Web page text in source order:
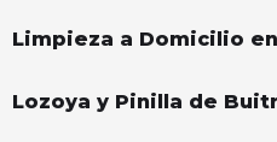
Limpieza a Domicilio
Lozoya y Pinilla de